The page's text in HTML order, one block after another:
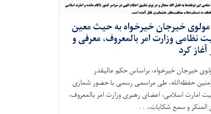
خیرجان خیرخواه به حیث معین
نظامی وزارت امر بالمعروف، معرفی و
آغاز کرد
خیرجان خیرخواه، براساس حکم عالیقدر
حفظه‌الله، طی مراسمی رسمی با حضور شماری
امارت اسلامی، اعضای رهبری وزارت امر بالمعروف،
و سمع شکایات،. . .